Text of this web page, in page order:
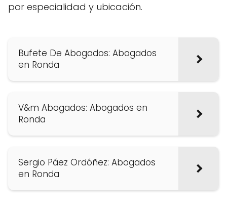
por especialidad y ubicación.
Bufete De Abogados: Abogados
en Ronda
V&m Abogados: Abogados en
Ronda
Sergio Páez Ordóñez: Abogados
en Ronda